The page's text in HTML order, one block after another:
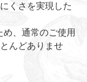
くさを実現した
め、通常のご使用
んどありませ